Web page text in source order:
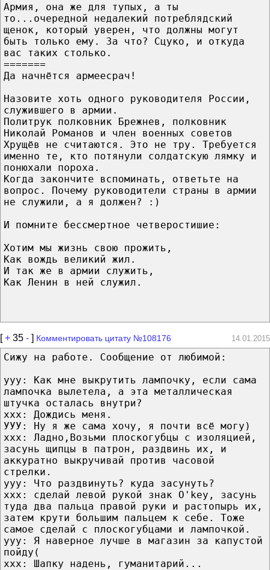
Армия, она же для тупых, а ты
то...очередной недалекий потреблядский
щенок, который уверен, что должны могут
быть только ему. За что? Сцуко, и откуда
вас таких столько.
=======
Да начнётся армеесрач!
Назовите хоть одного руководителя России,
служившего в армии.
Политрук полковник Брежнев, полковник
Николай Романов и член военных советов
Хрущёв не считаются. Это не тру. Требуется
именно те, кто потянули солдатскую лямку и
понюхали пороха.
Когда закончите вспоминать, ответьте на
вопрос. Почему руководители страны в армии
не служили, а я должен? :)
И помните бессмертное четверостишие:
Хотим мы жизнь свою прожить,
Как вождь великий жил.
И так же в армии служить,
Как Ленин в ней служил.
[+ 35 - ] Комментировать цитату №108176 14.01.2015
Сижу на работе. Сообщение от любимой:
ууу: Как мне выкрутить лампочку, если сама
лампочка вылетела, а эта металлическая
штучка осталась внутри?
ххх: Дождись меня.
УУУ: Ну я же сама хочу, я почти всё могу)
ххх: Ладно,Возьми плоскогубцы с изоляцией,
засунь щипцы в патрон, раздвинь их, и
аккуратно выкручивай против часовой
стрелки.
ууу: Что раздвинуть? куда засунуть?
ххх: сделай левой рукой знак O'key, засунь
туда два пальца правой руки и растопырь их,
затем крути большим пальцем к себе. Тоже
самое сделай с плоскогубцами и лампочкой.
ууу: Я наверное лучше в магазин за капустой
пойду(
ххх: Шапку надень, гуманитарий...